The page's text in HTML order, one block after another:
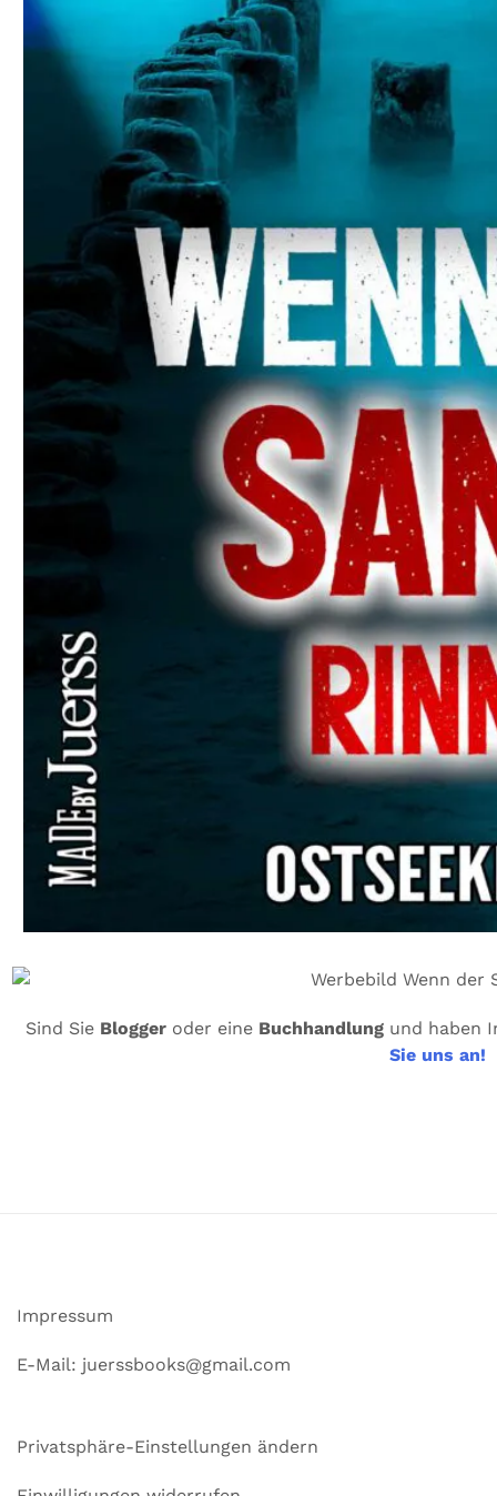
Sind Sie Bloggeroder eine Buchhandlungund haben
Sie uns an!
Impressum
E-Mail: juerssbooks@gmail.com
Privatsphäre-Einstellungen ändern